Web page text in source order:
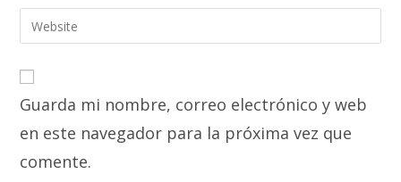
to
comment
email
address
Enter
your
URL
(optional)
Guarda mi nombre, correo electrónico y web
en este navegador para la próxima vez que
comente.